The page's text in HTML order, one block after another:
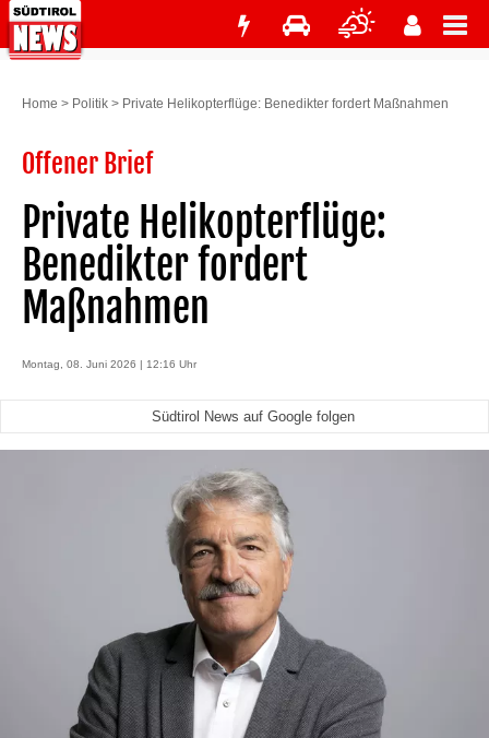
Home > Politik > Private Helikopterflüge: Benedikter fordert Maßnahmen
Offener Brief
Private Helikopterflüge:
Benedikter fordert
Maßnahmen
Montag, 08. Juni 2026 | 12:16 Uhr
Südtirol News auf Google folgen